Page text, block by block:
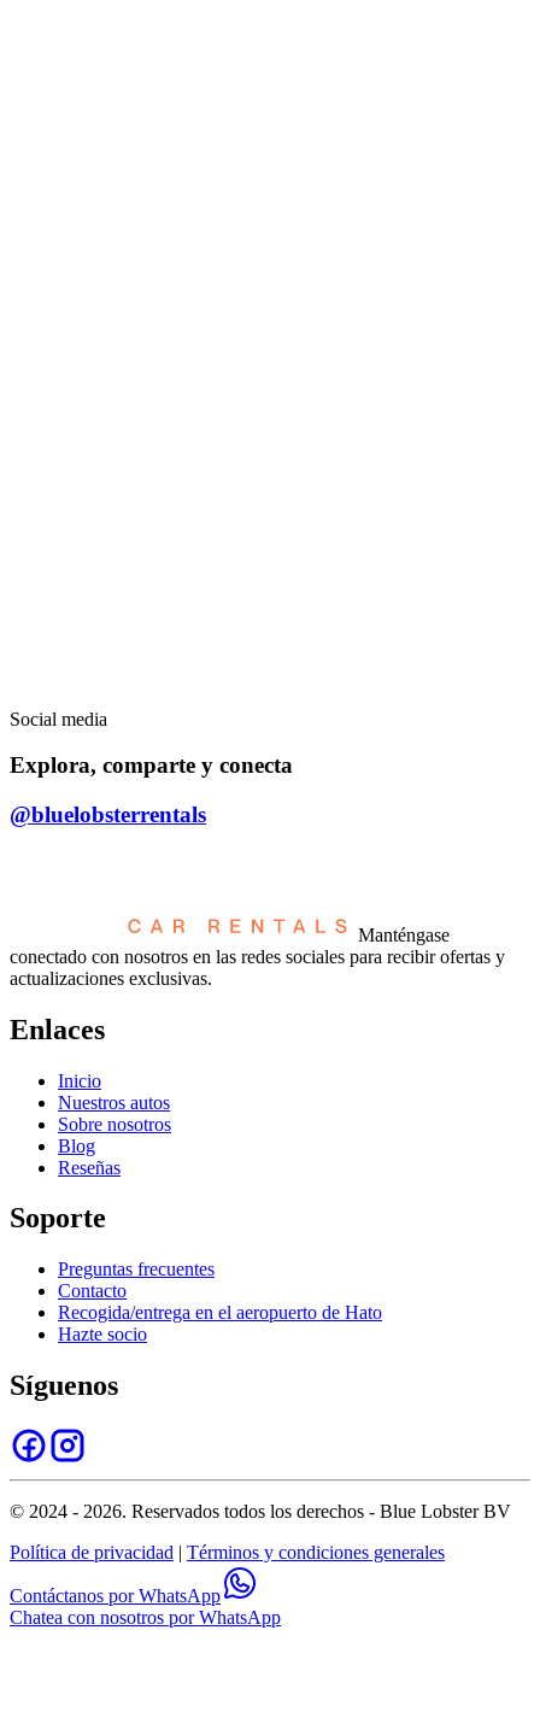
Social media
Explora, comparte y conecta
@bluelobsterrentals
Manténgase
conectado con nosotros en las redes sociales para recibir ofertas y
actualizaciones exclusivas.
Enlaces
Inicio
Nuestros autos
Sobre nosotros
Blog
Reseñas
Soporte
Preguntas frecuentes
Contacto
Recogida/entrega en el aeropuerto de Hato
Hazte socio
Síguenos
© 2024 - 2026. Reservados todos los derechos - Blue Lobster BV
Política de privacidad | Términos y condiciones generales
Contáctanos por WhatsApp
Chatea con nosotros por WhatsApp